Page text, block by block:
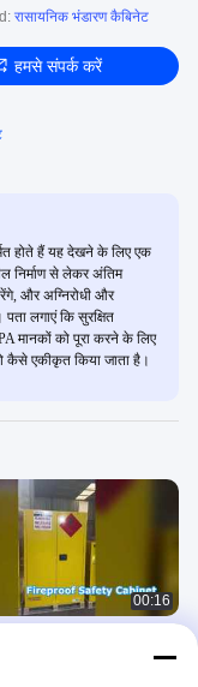
रासायनिक भंडारण कैबिनेट
हमसे संपर्क करें
होते हैं यह देखने के लिए एक
निर्माण से लेकर अंतिम
और अग्निरोधी और
लगाएं कि सुरक्षित
मानकों को पूरा करने के लिए
कैसे एकीकृत किया जाता है।
00:16